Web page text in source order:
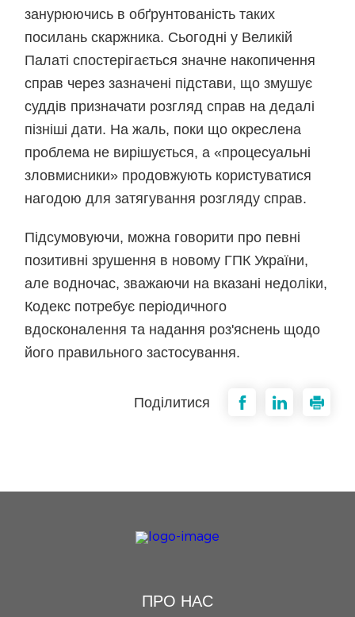
занурюючись в обґрунтованість таких
посилань скаржника. Сьогодні у Великій
Палаті спостерігається значне накопичення
справ через зазначені підстави, що змушує
суддів призначати розгляд справ на дедалі
пізніші дати. На жаль, поки що окреслена
проблема не вирішується, а «процесуальні
зловмисники» продовжують користуватися
нагодою для затягування розгляду справ.
Підсумовуючи, можна говорити про певні
позитивні зрушення в новому ГПК України,
але водночас, зважаючи на вказані недоліки,
Кодекс потребує періодичного
вдосконалення та надання роз'яснень щодо
його правильного застосування.
Поділитися
ПРО НАС